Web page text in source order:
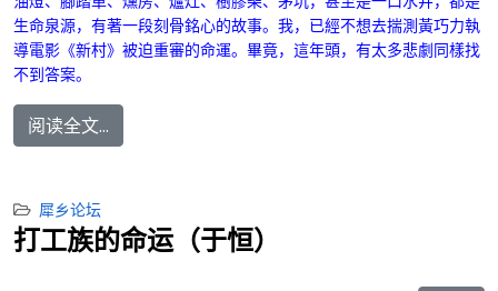
生命泉源，有著一段刻骨銘心的故事。我，已經不想去揣測黃巧力執
導電影《新村》被迫重審的命運。畢竟，這年頭，有太多悲劇同樣找
不到答案。
阅读全文...
犀乡论坛
打工族的命运（于恒）